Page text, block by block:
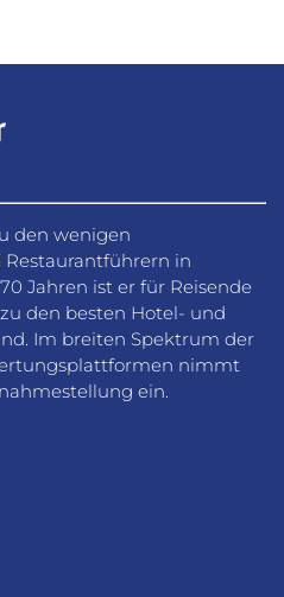
den wenigen
in
Jahren ist er für Reisende
den besten Hotel- und
Im breiten Spektrum der
nimmt
ein.